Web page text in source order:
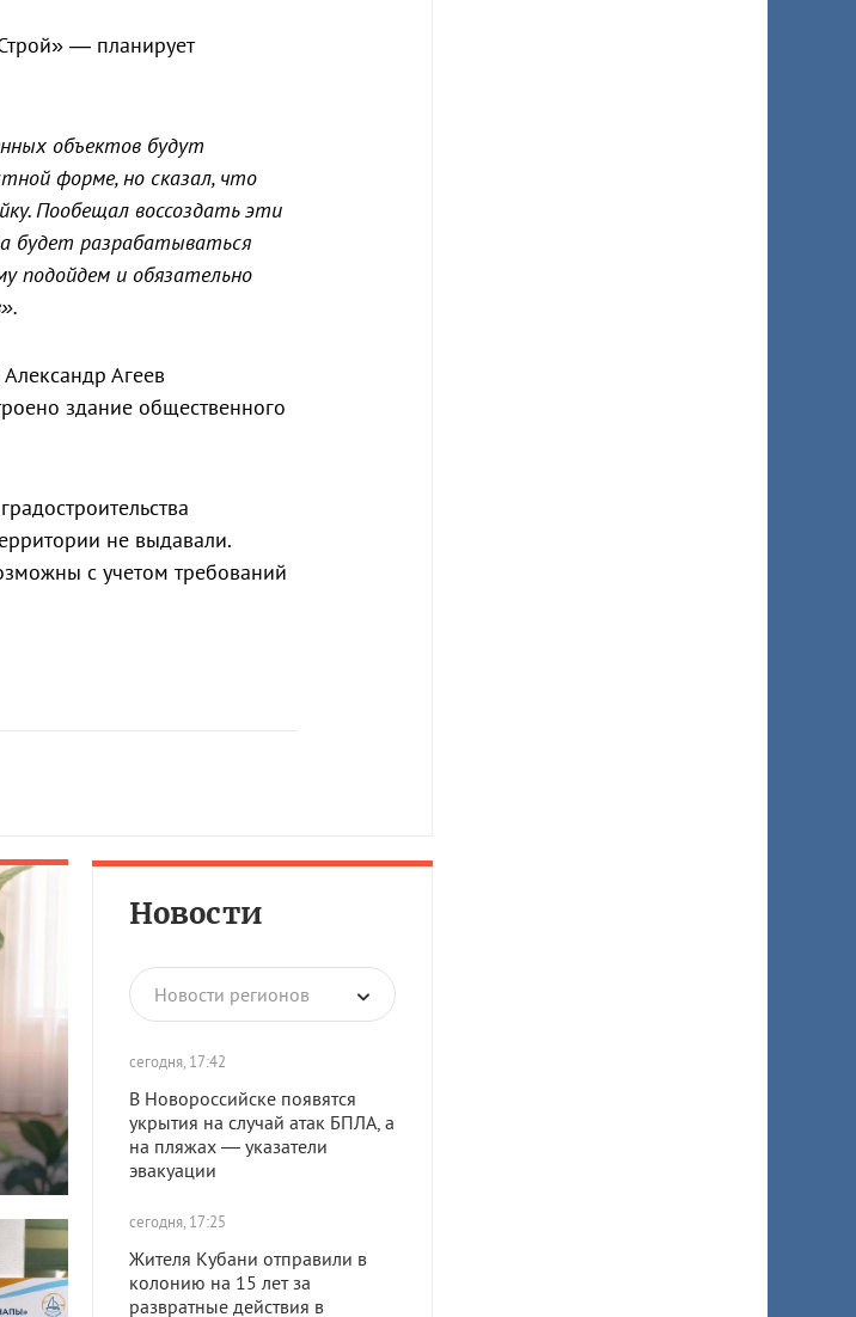
— планирует
объектов будут
форме, но сказал, что
Пообещал воссоздать эти
будет разрабатываться
подойдем и обязательно
Агеев
здание общественного
не выдавали.
с учетом требований
Новости
Новости регионов
сегодня, 17:42
В Новороссийске появятся
укрытия на случай атак БПЛА, а
на пляжах — указатели
эвакуации
сегодня, 17:25
Жителя Кубани отправили в
колонию на 15 лет за
развратные действия в